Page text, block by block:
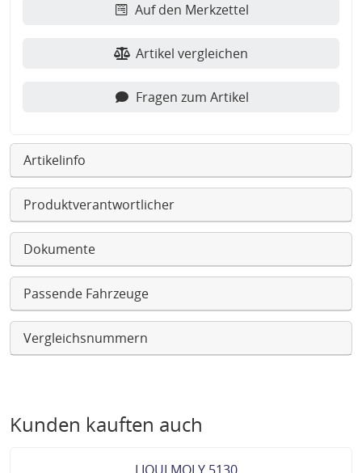
Auf den Merkzettel
Artikel vergleichen
Fragen zum Artikel
Artikelinfo
Produktverantwortlicher
Dokumente
Passende Fahrzeuge
Vergleichsnummern
Kunden kauften auch